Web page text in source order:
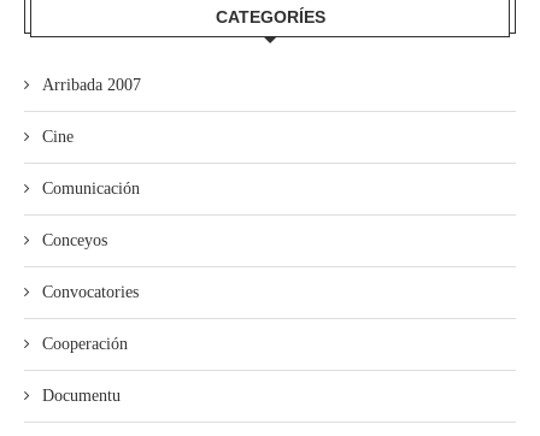
CATEGORÍES
Arribada 2007
Cine
Comunicación
Conceyos
Convocatories
Cooperación
Documentu